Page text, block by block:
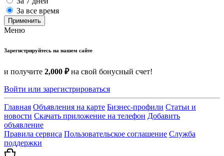
За все время
Применить
Меню
Зарегистрируйтесь на нашем сайте
и получите 2,000 ₽на свой бонусный счет!
Войти или зарегистрироваться
Главная Объявления на карте Бизнес-профили Статьи и
новости Скачать приложение на телефон Добавить
объявление
Правила сервиса Пользовательское соглашение Служба
поддержки